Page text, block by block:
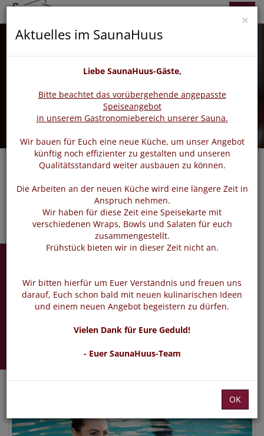
zurück
Sport im Alltag
Freitag 30.04.2027 -
20.08.2027
×
Aktuelles im SaunaHuus
Liebe SaunaHuus-Gäste,
Bitte beachtet das vorübergehende angepasste
Speiseangebot
in unserem Gastronomiebereich unserer Sauna.
Wir bauen für Euch eine neue Küche, um unser Angebot
künftig noch effizienter zu gestalten und unseren
Qualitätsstandard weiter ausbauen zu können.
Die Arbeiten an der neuen Küche wird eine längere Zeit in
Anspruch nehmen.
Wir haben für diese Zeit eine Speisekarte mit
verschiedenen Wraps, Bowls und Salaten für euch
zusammengestellt.
Frühstück bieten wir in dieser Zeit nicht an.
Wir bitten hierfür um Euer Verständnis und freuen uns
darauf, Euch schon bald mit neuen kulinarischen Ideen
und einem neuen Angebot begeistern zu dürfen.
Vielen Dank für Eure Geduld!
- Euer SaunaHuus-Team
OK